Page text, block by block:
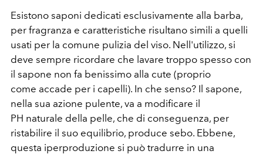
Esistono saponi dedicati esclusivamente alla barba,
per fragranza e caratteristiche risultano simili a quelli
usati per la comune pulizia del viso. Nell'utilizzo, si
deve sempre ricordare che lavare troppo spesso con
il sapone non fa benissimo alla cute (proprio
come accade per i capelli). In che senso? Il sapone,
nella sua azione pulente, va a modificare il
PH naturale della pelle, che di conseguenza, per
ristabilire il suo equilibrio, produce sebo. Ebbene,
questa iperproduzione si può tradurre in una